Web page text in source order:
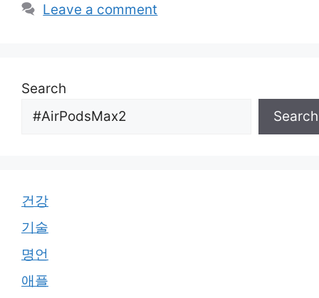
Leave a comment
Search
Search
건강
기술
명언
애플